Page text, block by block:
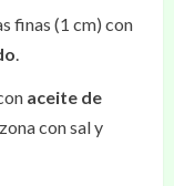
finas (1 cm) con
.
aceite de
con sal y